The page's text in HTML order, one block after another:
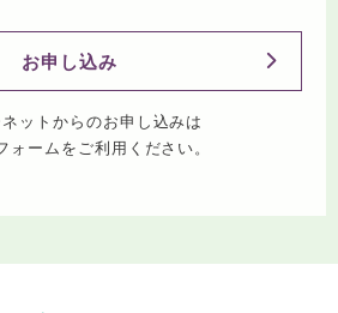
お申し込み
ットからのお申し込みは
ォームをご利用ください。